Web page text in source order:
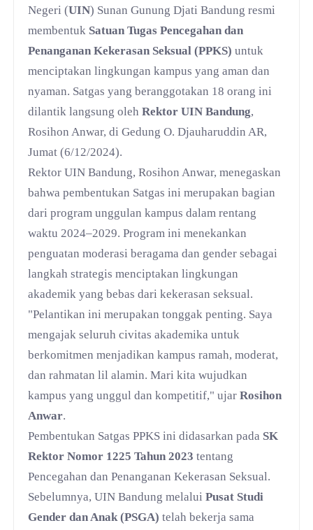
Negeri (UIN) Sunan Gunung Djati Bandung resmi
membentuk Satuan Tugas Pencegahan dan
Penanganan Kekerasan Seksual (PPKS) untuk
menciptakan lingkungan kampus yang aman dan
nyaman. Satgas yang beranggotakan 18 orang ini
dilantik langsung olehRektor UIN Bandung,
Rosihon Anwar, di Gedung O. Djauharuddin AR,
Jumat (6/12/2024).
Rektor UIN Bandung, Rosihon Anwar, menegaskan
bahwa pembentukan Satgas ini merupakan bagian
dari program unggulan kampus dalam rentang
waktu 2024–2029. Program ini menekankan
penguatan moderasi beragama dan gender sebagai
langkah strategis menciptakan lingkungan
akademik yang bebas dari kekerasan seksual.
"Pelantikan ini merupakan tonggak penting. Saya
mengajak seluruh civitas akademika untuk
berkomitmen menjadikan kampus ramah, moderat,
dan rahmatan lil alamin. Mari kita wujudkan
kampus yang unggul dan kompetitif," ujarRosihon
Anwar.
Pembentukan Satgas PPKS ini didasarkan pada SK
Rektor Nomor 1225 Tahun 2023 tentang
Pencegahan dan Penanganan Kekerasan Seksual.
Sebelumnya, UIN Bandung melaluiPusat Studi
Gender dan Anak (PSGA) telah bekerja sama